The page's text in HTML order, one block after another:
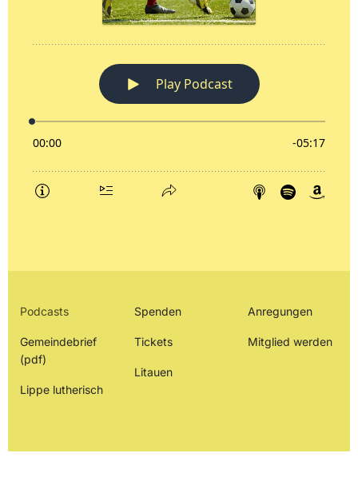
Podcasts
Gemeindebrief
(pdf)
Lippe lutherisch
Spenden
Tickets
Litauen
Anregungen
Mitglied werden